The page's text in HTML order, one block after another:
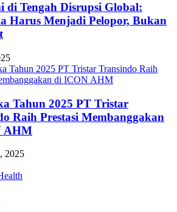
di Tengah Disrupsi Global:
Harus Menjadi Pelopor, Bukan
Tahun 2025 PT Tristar
Raih Prestasi Membanggakan
AHM
2025